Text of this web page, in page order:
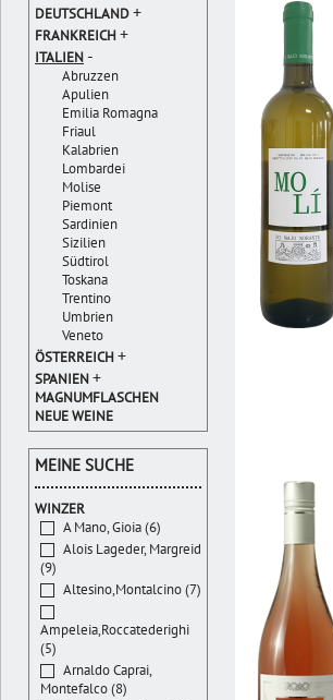
DEUTSCHLAND+
FRANKREICH+
ITALIEN -
Abruzzen
Apulien
Emilia Romagna
Friaul
Kalabrien
Lombardei
Molise
Piemont
Sardinien
Sizilien
Südtirol
Toskana
Trentino
Umbrien
Veneto
ÖSTERREICH+
SPANIEN+
MAGNUMFLASCHEN
NEUE WEINE
MEINE SUCHE
WINZER
A Mano, Gioia (6)
Alois Lageder, Margreid
(9)
Altesino,Montalcino (7)
Ampeleia,Roccatederighi
(5)
Arnaldo Caprai,
Montefalco (8)